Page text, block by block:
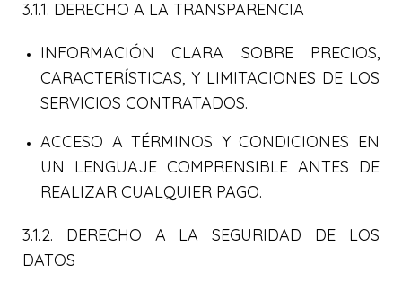
3.1.1. DERECHO A LA TRANSPARENCIA
INFORMACIÓN CLARA SOBRE PRECIOS,
CARACTERÍSTICAS, Y LIMITACIONES DE LOS
SERVICIOS CONTRATADOS.
ACCESO A TÉRMINOS Y CONDICIONES EN
UN LENGUAJE COMPRENSIBLE ANTES DE
REALIZAR CUALQUIER PAGO.
3.1.2. DERECHO A LA SEGURIDAD DE LOS
DATOS